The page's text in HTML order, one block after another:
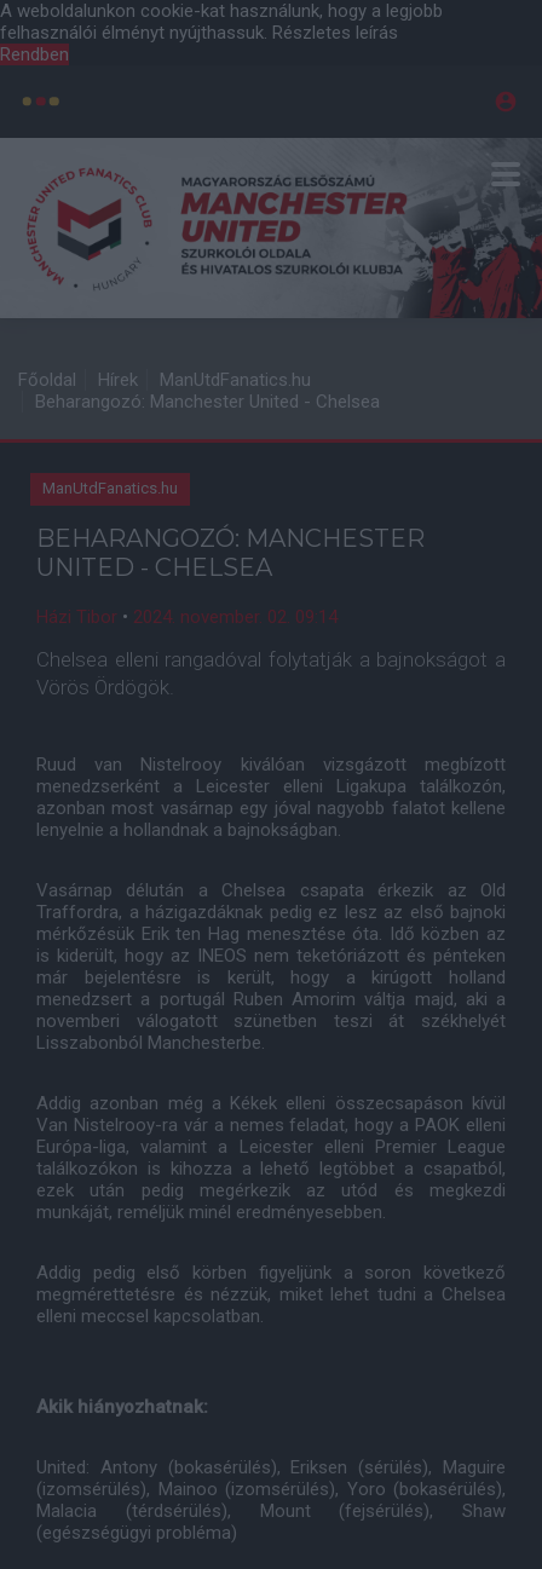
A weboldalunkon cookie-kat használunk, hogy a legjobb
felhasználói élményt nyújthassuk. Részletes leírás
Rendben
Főoldal Hírek
ManUtdFanatics.hu
Beharangozó: Manchester United - Chelsea
ManUtdFanatics.hu
BEHARANGOZÓ: MANCHESTER
UNITED - CHELSEA
Házi Tibor • 2024. november. 02. 09:14
Chelsea elleni rangadóval folytatják a bajnokságot a
Vörös Ördögök.
Ruud van Nistelrooy kiválóan vizsgázott megbízott
menedzserként a Leicester elleni Ligakupa találkozón,
azonban most vasárnap egy jóval nagyobb falatot kellene
lenyelnie a hollandnak a bajnokságban.
Vasárnap délután a Chelsea csapata érkezik az Old
Traffordra, a házigazdáknak pedig ez lesz az első bajnoki
mérkőzésük Erik ten Hag menesztése óta. Idő közben az
is kiderült, hogy az INEOS nem teketóriázott és pénteken
már bejelentésre is került, hogy a kirúgott holland
menedzsert a portugál Ruben Amorim váltja majd, aki a
novemberi válogatott szünetben teszi át székhelyét
Lisszabonból Manchesterbe.
Addig azonban még a Kékek elleni összecsapáson kívül
Van Nistelrooy-ra vár a nemes feladat, hogy a PAOK elleni
Európa-liga, valamint a Leicester elleni Premier League
találkozókon is kihozza a lehető legtöbbet a csapatból,
ezek után pedig megérkezik az utód és megkezdi
munkáját, reméljük minél eredményesebben.
Addig pedig első körben figyeljünk a soron következő
megmérettetésre és nézzük, miket lehet tudni a Chelsea
elleni meccsel kapcsolatban.
Akik hiányozhatnak:
United: Antony (bokasérülés), Eriksen (sérülés), Maguire
(izomsérülés), Mainoo (izomsérülés), Yoro (bokasérülés),
Malacia (térdsérülés), Mount (fejsérülés), Shaw
(egészségügyi probléma)